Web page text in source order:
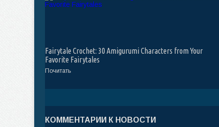
Fairytale Crochet: 30 Amigurumi Characters from Your
Favorite Fairytales
Почитать
КОММЕНТАРИИ К НОВОСТИ